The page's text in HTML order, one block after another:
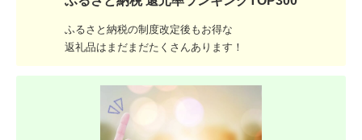
ふるさと納税の制度改定後もお得な
返礼品はまだまだたくさんあります！